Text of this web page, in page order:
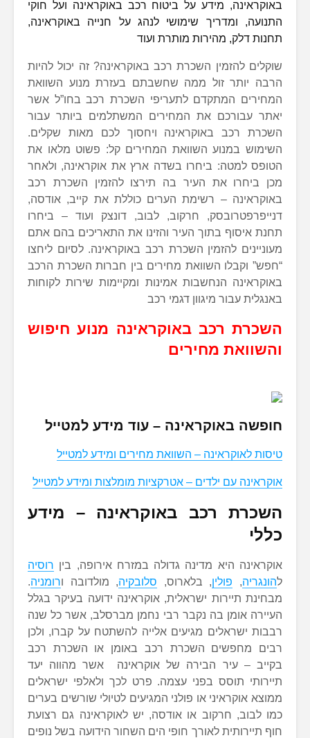
באוקראינה, מידע על ביטוח רכב באוקראינה ועל חוקי
התנועה, ומדריך שימושי לנהג על חנייה באוקראינה,
תחנות דלק, מהירות מותרת ועוד
שוקלים להזמין השכרת רכב באוקראינה? זה יכול להיות
הרבה יותר זול ממה שחשבתם בעזרת מנוע השוואת
המחירים המתקדם לתעריפי השכרת רכב בחו”ל אשר
יאתר עבורכם את המחירים המשתלמים ביותר עבור
השכרת רכב באוקראינה ויחסוך לכם מאות שקלים.
השימוש במנוע השוואת המחירים קל: פשוט מלאו את
הטופס למטה: ביחרו בשדה ארץ את אוקראינה, ולאחר
מכן ביחרו את העיר בה תירצו להזמין השכרת רכב
באוקראינה – רשימת הערים כוללת את קייב, אודסה,
דנייפרפטרובסק, חרקוב, לבוב, דונצק ועוד – ביחרו
תחנת איסוף בתוך העיר והזינו את התאריכים בהם אתם
מעוניינים להזמין השכרת רכב באוקראינה. לסיום ליחצו
“חפש” וקבלו השוואת מחירים בין חברות השכרת הרכב
באוקראינה הנחשבות אמינות ומקיימות שירות לקוחות
באנגלית עבור מיגוון דגמי רכב
השכרת רכב באוקראינה מנוע חיפוש
והשוואת מחירים
חופשה באוקראינה – עוד מידע למטייל
טיסות לאוקראינה – השוואת מחירים ומידע למטייל
אוקראינה עם ילדים – אטרקציות מומלצות ומידע למטייל
השכרת רכב באוקראינה – מידע
כללי
אוקראינה היא מדינה גדולה במזרח אירופה, בין רוסיה
להונגריה, פולין, בלארוס, סלובקיה, מולדובה ורומניה.
מבחינת תיירות ישראלית, אוקראינה ידועה בעיקר בגלל
העיירה אומן בה נקבר רבי נחמן מברסלב, אשר כל שנה
רבבות ישראלים מגיעים אלייה להשתטח על קברו, ולכן
רבים מחפשים השכרת רכב באומן או השכרת רכב
בקייב – עיר הבירה של אוקראינה אשר מהווה יעד
תיירותי תוסס בפני עצמה. פרט לכך ולאלפי ישראלים
ממוצא אוקראיני או פולני המגיעים לטיולי שורשים בערים
כמו לבוב, חרקוב או אודסה, יש לאוקראינה גם רצועת
חוף תיירותית לאורך חופי הים השחור הידועה בשל נופים